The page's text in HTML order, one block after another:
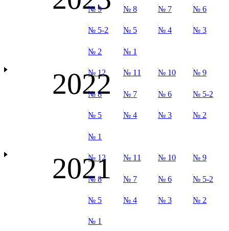
№ 9 № 8 № 7 № 6
№ 5-2 № 5 № 4 № 3
№ 2 № 1
2022
№ 12 № 11 № 10 № 9
№ 8 № 7 № 6 № 5-2
№ 5 № 4 № 3 № 2
№ 1
2021
№ 12 № 11 № 10 № 9
№ 8 № 7 № 6 № 5-2
№ 5 № 4 № 3 № 2
№ 1